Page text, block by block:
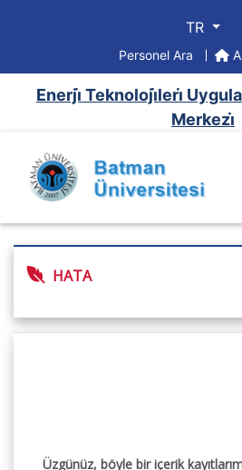
TR
Personel Ara
Enerji̇ Teknoloji̇leri̇
Merkezi̇
HATA
Üzgünüz, böyle bir içerik